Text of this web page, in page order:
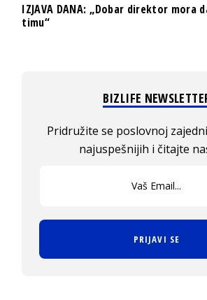
IZJAVA DANA: „Dobar direktor mora
timu“
BIZLIFE
Pridružite se poslovnoj
najuspešnijih i čitajte
PRIJAVI SE